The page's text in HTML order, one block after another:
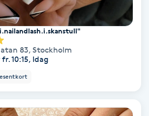
83, Stockholm
10:15, Idag